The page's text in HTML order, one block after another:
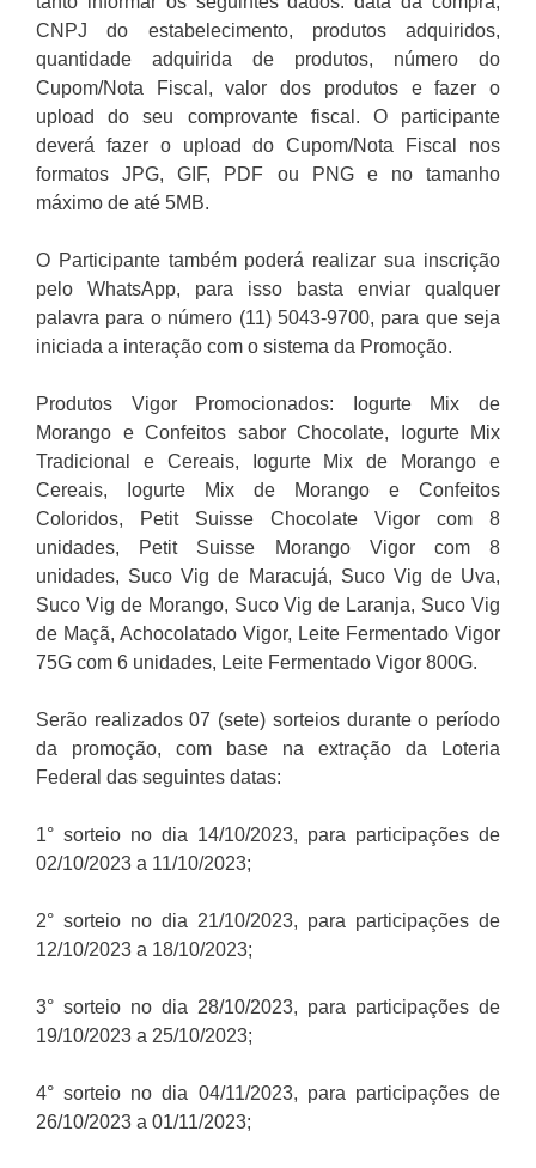
CNPJ do estabelecimento, produtos adquiridos,
quantidade adquirida de produtos, número do
Cupom/Nota Fiscal, valor dos produtos e fazer o
upload do seu comprovante fiscal. O participante
deverá fazer o upload do Cupom/Nota Fiscal nos
formatos JPG, GIF, PDF ou PNG e no tamanho
máximo de até 5MB.
O Participante também poderá realizar sua inscrição
pelo WhatsApp, para isso basta enviar qualquer
palavra para o número (11) 5043-9700, para que seja
iniciada a interação com o sistema da Promoção.
Produtos Vigor Promocionados: Iogurte Mix de
Morango e Confeitos sabor Chocolate, Iogurte Mix
Tradicional e Cereais, Iogurte Mix de Morango e
Cereais, Iogurte Mix de Morango e Confeitos
Coloridos, Petit Suisse Chocolate Vigor com 8
unidades, Petit Suisse Morango Vigor com 8
unidades, Suco Vig de Maracujá, Suco Vig de Uva,
Suco Vig de Morango, Suco Vig de Laranja, Suco Vig
de Maçã, Achocolatado Vigor, Leite Fermentado Vigor
75G com 6 unidades, Leite Fermentado Vigor 800G.
Serão realizados 07 (sete) sorteios durante o período
da promoção, com base na extração da Loteria
Federal das seguintes datas:
1° sorteio no dia 14/10/2023, para participações de
02/10/2023 a 11/10/2023;
2° sorteio no dia 21/10/2023, para participações de
12/10/2023 a 18/10/2023;
3° sorteio no dia 28/10/2023, para participações de
19/10/2023 a 25/10/2023;
4° sorteio no dia 04/11/2023, para participações de
26/10/2023 a 01/11/2023;